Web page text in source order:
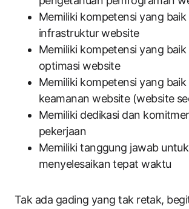
Memiliki kompetensi yang baik
infrastruktur website
Memiliki kompetensi yang baik
optimasi website
Memiliki kompetensi yang baik
keamanan website (website
Memiliki dedikasi dan
pekerjaan
Memiliki tanggung jawab untuk
menyelesaikan tepat waktu
Tak ada gading yang tak retak,